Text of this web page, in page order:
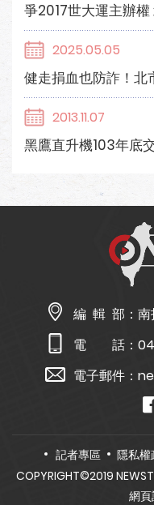
爭2017世大運主辦
2025.05.05
健走捐血也防詐！北
2013.11.07
黑鷹直升機103年底
編 輯 部：
電 話：
電子郵件：
記者專區 隱私權
COPYRIGHT©2019
網